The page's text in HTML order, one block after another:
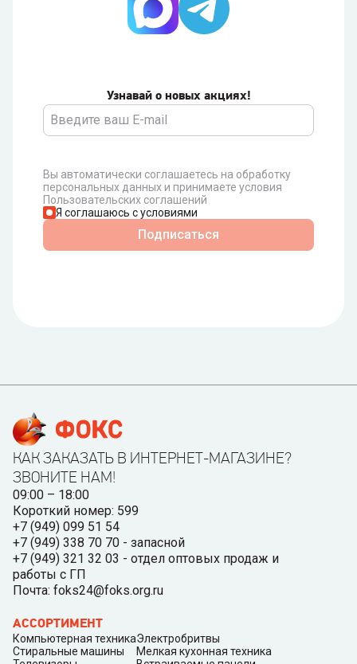
Узнавай о новых акциях!
Вы автоматически соглашаетесь на обработку
персональных данных и принимаете условия
Пользовательских соглашений
Я соглашаюсь с условиями
Подписаться
КАК ЗАКАЗАТЬ В ИНТЕРНЕТ-МАГАЗИНЕ?
ЗВОНИТЕ НАМ!
09:00 – 18:00
Короткий номер: 599
+7 (949) 099 51 54
+7 (949) 338 70 70 - запасной
+7 (949) 321 32 03 - отдел оптовых продаж и
работы с ГП
Почта: foks24@foks.org.ru
АССОРТИМЕНТ
Компьютерная техника
Стиральные машины
Электробритвы
Мелкая кухонная техника